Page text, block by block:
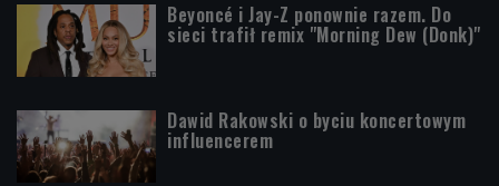
Beyoncé i Jay-Z ponownie razem. Do
sieci trafił remix "Morning Dew (Donk)"
Dawid Rakowski o byciu koncertowym
influencerem